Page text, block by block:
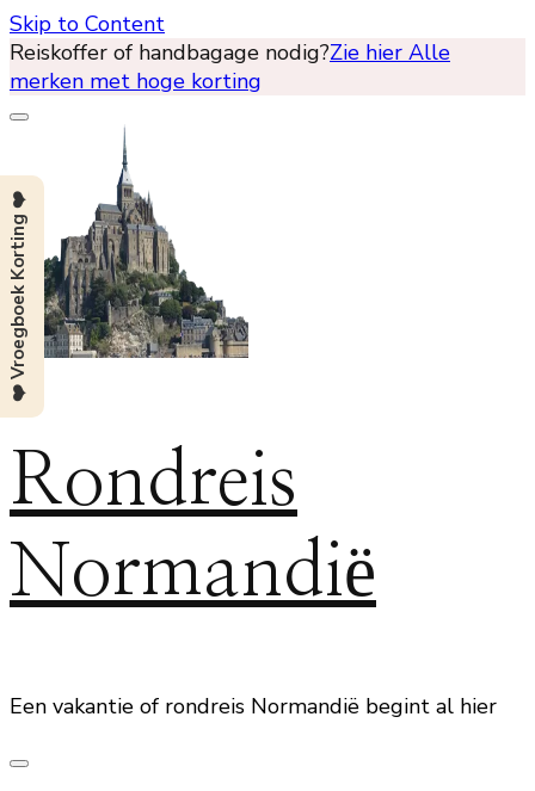
Skip to Content
Reiskoffer of handbagage nodig?Zie hier Alle
merken met hoge korting
Rondreis
Normandië
Een vakantie of rondreis Normandië begint al hier
❤️ Vroegboek Korting ❤️